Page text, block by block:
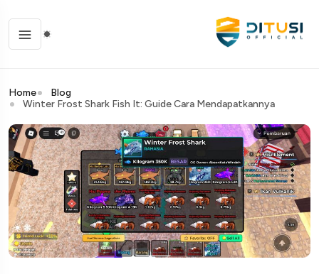
Home
Blog
Winter Frost Shark Fish It: Guide Cara Mendapatkannya